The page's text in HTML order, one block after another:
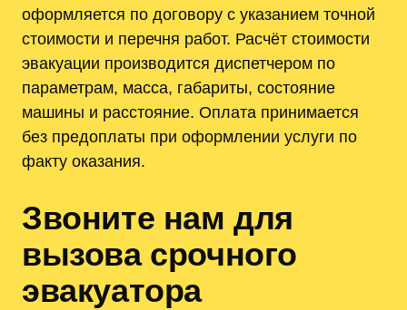
оформляется по договору с указанием точной
стоимости и перечня работ. Расчёт стоимости
эвакуации производится диспетчером по
параметрам, масса, габариты, состояние
машины и расстояние. Оплата принимается
без предоплаты при оформлении услуги по
факту оказания.
Звоните нам для
вызова срочного
эвакуатора